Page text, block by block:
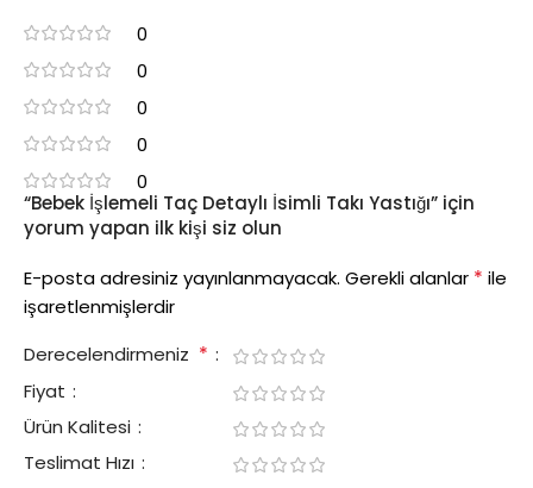
0
0
0
0
0
“Bebek İşlemeli Taç Detaylı İsimli Takı Yastığı” için
yorum yapan ilk kişi siz olun
E-posta adresiniz yayınlanmayacak. Gerekli alanlar * ile
işaretlenmişlerdir
Derecelendirmeniz *
Fiyat
Ürün Kalitesi
Teslimat Hızı